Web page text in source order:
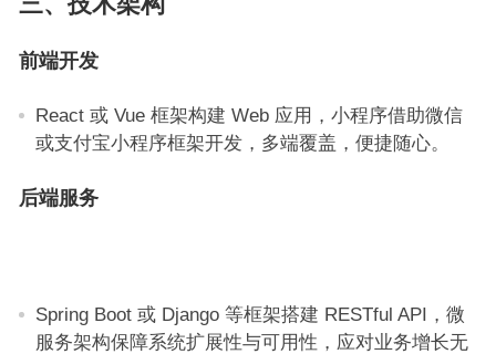
前端开发
React 或 Vue 框架构建 Web 应用，小程序借助微信
或支付宝小程序框架开发，多端覆盖，便捷随心。
后端服务
Spring Boot 或 Django 等框架搭建 RESTful API，微
服务架构保障系统扩展性与可用性，应对业务增长无